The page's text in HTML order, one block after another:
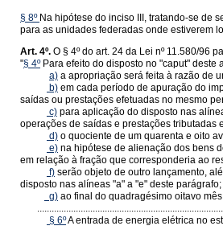
§ 8º Na hipótese do inciso III, tratando-se de
para as unidades federadas onde estiverem
Art. 4º. O § 4º do art. 24 da Lei nº 11.580/96
"§ 4ºPara efeito do disposto no "caput" deste
a) a apropriação será feita à razão de
b) em cada período de apuração do
saídas ou prestações efetuadas no mesmo
c) para aplicação do disposto nas
operações de saídas e prestações tributadas
d) o quociente de um quarenta e oito
e) na hipótese de alienação dos bens
em relação à fração que corresponderia ao
f) serão objeto de outro lançamento,
disposto nas alíneas "a" a "e" deste parágrafo;
g) ao final do quadragésimo oitavo
§ 6ºA entrada de energia elétrica no